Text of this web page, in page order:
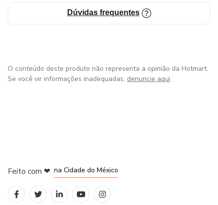
Dúvidas frequentes
O conteúdo deste produto não representa a opinião da Hotmart.
Se você vir informações inadequadas, denuncie aqui
Feito com ❤ na Cidade do México